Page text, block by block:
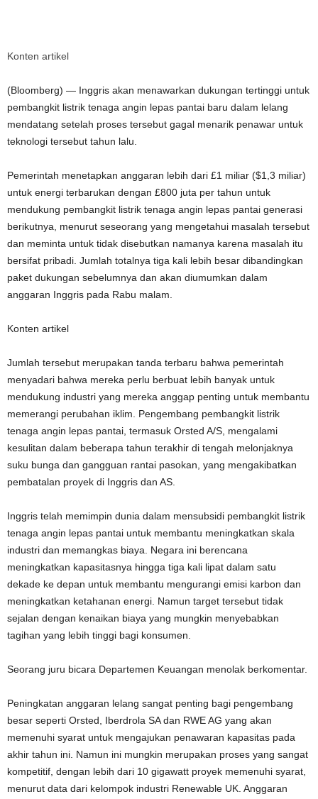
Konten artikel
(Bloomberg) — Inggris akan menawarkan dukungan tertinggi untuk
pembangkit listrik tenaga angin lepas pantai baru dalam lelang
mendatang setelah proses tersebut gagal menarik penawar untuk
teknologi tersebut tahun lalu.
Pemerintah menetapkan anggaran lebih dari £1 miliar ($1,3 miliar)
untuk energi terbarukan dengan £800 juta per tahun untuk
mendukung pembangkit listrik tenaga angin lepas pantai generasi
berikutnya, menurut seseorang yang mengetahui masalah tersebut
dan meminta untuk tidak disebutkan namanya karena masalah itu
bersifat pribadi. Jumlah totalnya tiga kali lebih besar dibandingkan
paket dukungan sebelumnya dan akan diumumkan dalam
anggaran Inggris pada Rabu malam.
Konten artikel
Jumlah tersebut merupakan tanda terbaru bahwa pemerintah
menyadari bahwa mereka perlu berbuat lebih banyak untuk
mendukung industri yang mereka anggap penting untuk membantu
memerangi perubahan iklim. Pengembang pembangkit listrik
tenaga angin lepas pantai, termasuk Orsted A/S, mengalami
kesulitan dalam beberapa tahun terakhir di tengah melonjaknya
suku bunga dan gangguan rantai pasokan, yang mengakibatkan
pembatalan proyek di Inggris dan AS.
Inggris telah memimpin dunia dalam mensubsidi pembangkit listrik
tenaga angin lepas pantai untuk membantu meningkatkan skala
industri dan memangkas biaya. Negara ini berencana
meningkatkan kapasitasnya hingga tiga kali lipat dalam satu
dekade ke depan untuk membantu mengurangi emisi karbon dan
meningkatkan ketahanan energi. Namun target tersebut tidak
sejalan dengan kenaikan biaya yang mungkin menyebabkan
tagihan yang lebih tinggi bagi konsumen.
Seorang juru bicara Departemen Keuangan menolak berkomentar.
Peningkatan anggaran lelang sangat penting bagi pengembang
besar seperti Orsted, Iberdrola SA dan RWE AG yang akan
memenuhi syarat untuk mengajukan penawaran kapasitas pada
akhir tahun ini. Namun ini mungkin merupakan proses yang sangat
kompetitif, dengan lebih dari 10 gigawatt proyek memenuhi syarat,
menurut data dari kelompok industri Renewable UK. Anggaran